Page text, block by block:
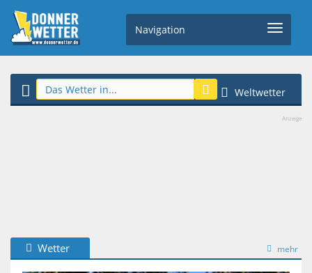
Navigation
Weltwetter
Anzeige
mehr
Wetter